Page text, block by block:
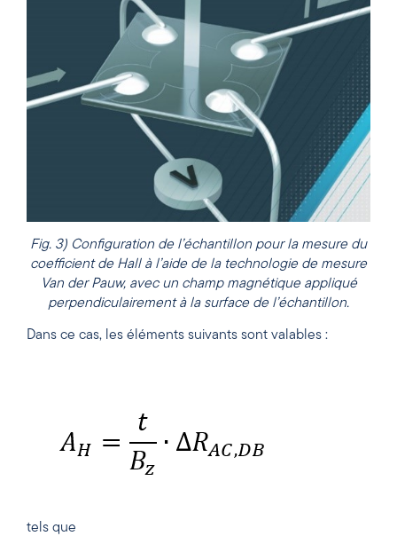
Fig. 3) Configuration de l’échantillon pour la mesure du
coefficient de Hall à l’aide de la technologie de mesure
Van der Pauw, avec un champ magnétique appliqué
perpendiculairement à la surface de l’échantillon.
Dans ce cas, les éléments suivants sont valables :
tels que